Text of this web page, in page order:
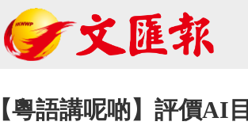
【粵語講呢啲】評價AI